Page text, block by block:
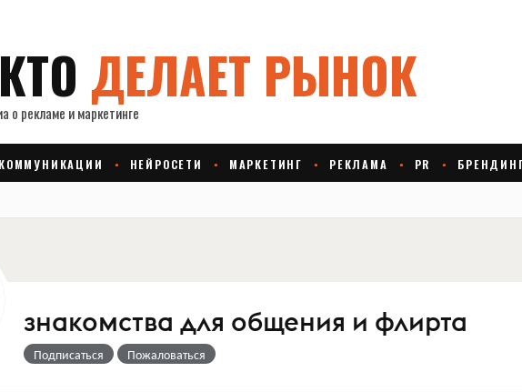
знакомства для общения и флирта
Подписаться Пожаловаться